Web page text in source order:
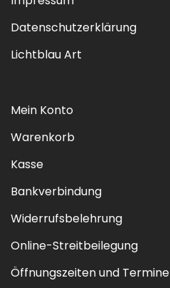
Datenschutzerklärung
Lichtblau Art
Mein Konto
Warenkorb
Kasse
Bankverbindung
Widerrufsbelehrung
Online-Streitbeilegung
Öffnungszeiten und Termine